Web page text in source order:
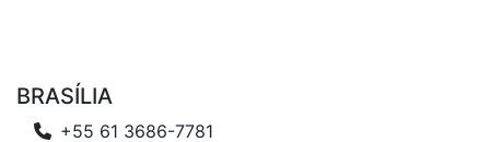
BRASÍLIA
+55 61 3686-7781